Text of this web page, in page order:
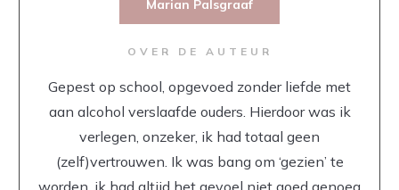
OVER DE AUTEUR
Gepest op school, opgevoed zonder liefde met
aan alcohol verslaafde ouders. Hierdoor was ik
verlegen, onzeker, ik had totaal geen
(zelf)vertrouwen. Ik was bang om ‘gezien’ te
worden, ik had altijd het gevoel niet goed genoeg
Marian Palsgraaf